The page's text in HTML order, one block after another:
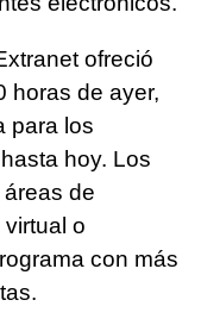
ofreció
horas de ayer,
para los
hoy. Los
de
o
con más